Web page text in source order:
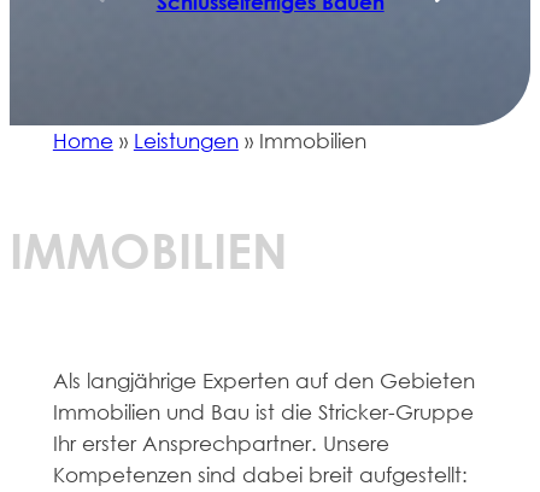
Home» Leistungen» Immobilien
IMMOBILIEN
Als langjährige Experten auf den Gebieten
Immobilien und Bau ist die Stricker-Gruppe
Ihr erster Ansprechpartner. Unsere
Kompetenzen sind dabei breit aufgestellt: